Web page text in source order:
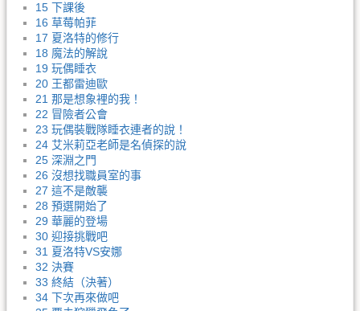
15 下課後
16 草莓帕菲
17 夏洛特的修行
18 魔法的解說
19 玩偶睡衣
20 王都雷迪歐
21 那是想象裡的我！
22 冒險者公會
23 玩偶裝戰隊睡衣連者的說！
24 艾米莉亞老師是名偵探的說
25 深淵之門
26 沒想找職員室的事
27 這不是敵襲
28 預選開始了
29 華麗的登場
30 迎接挑戰吧
31 夏洛特VS安娜
32 決賽
33 終結（決著）
34 下次再來做吧